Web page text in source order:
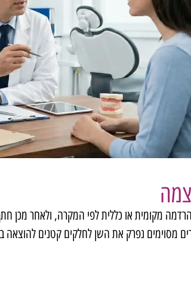
מקומית או כללית לפי המקרה, ולאחר מכן
מסוימים נפרק את השן לחלקים קטנים להוצאה